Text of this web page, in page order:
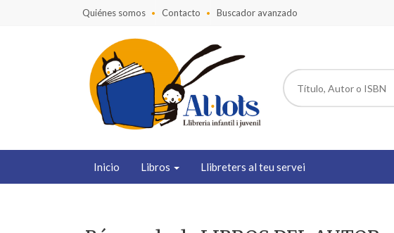
Quiénes somos Contacto Buscador avanzado
Inicio Libros Llibreters al teu servei